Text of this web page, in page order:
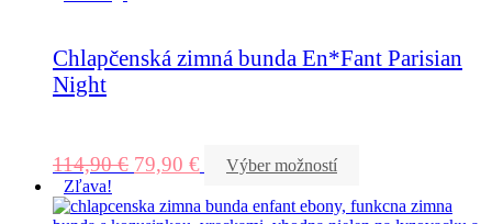
Chlapčenská zimná bunda En*Fant Parisian
Night
114,90€ 79,90 €
Výber možností
Zľava!